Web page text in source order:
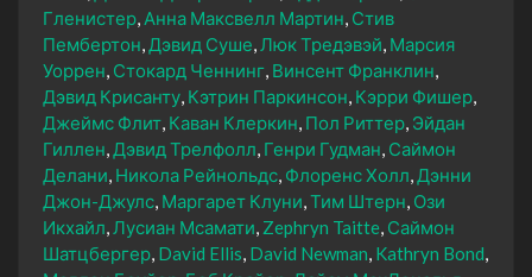
Гленистер Анна Максвелл Мартин Стив
Пембертон Дэвид Суше Люк Тредэвэй Марсия
Уоррен Стокард Ченнинг Винсент Франклин
Дэвид Крисанту Кэтрин Паркинсон Кэрри Фишер
Джеймс Флит Каван Клеркин Пол Риттер Эйдан
Гиллен Дэвид Трелфолл Генри Гудман Саймон
Делани Никола Рейнольдс Флоренс Холл Дэнни
Джон-Джулс Маргарет Клуни Тим Штерн Ози
Икхайл Лусиан Мсамати Zephryn Taitte Саймон
Шатцбергер David Ellis David Newman Kathryn Bond